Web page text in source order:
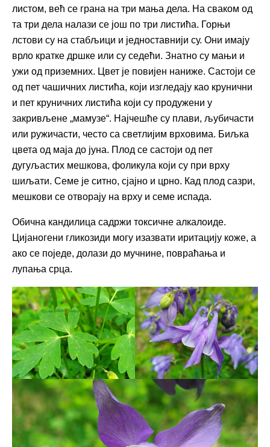
листом, већ се грана на три мања дела. На сваком од
та три дела налази се још по три листића. Горњи
лстови су на стабљици и једноставнији су. Они имају
врло кратке дршке или су седећи. Знатно су мањи и
ужи од приземних. Цвет је повијен наниже. Састоји се
од пет чашичних листића, који изгледају као крунични
и пет круничних листића који су продужени у
закривљене „мамузе“. Најчешће су плави, љубичасти
или ружичасти, често са светлијим врховима. Биљка
цвета од маја до јуна. Плод се састоји од пет
дугуљастих мешкова, фоликула који су при врху
шиљати. Семе је ситно, сјајно и црно. Кад плод сазри,
мешкови се отворају на врху и семе испада.
Обична кандилица садржи токсичне алкалоиде.
Цијаногени гликозиди могу изазвати иритацију коже, а
ако се поједе, долази до мучнине, повраћања и
лупања срца.